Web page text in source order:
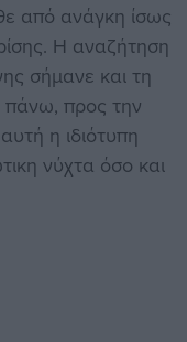
από ανάγκη ίσως
Η αναζήτηση
σήμανε και τη
προς την
η ιδιότυπη
νύχτα όσο και